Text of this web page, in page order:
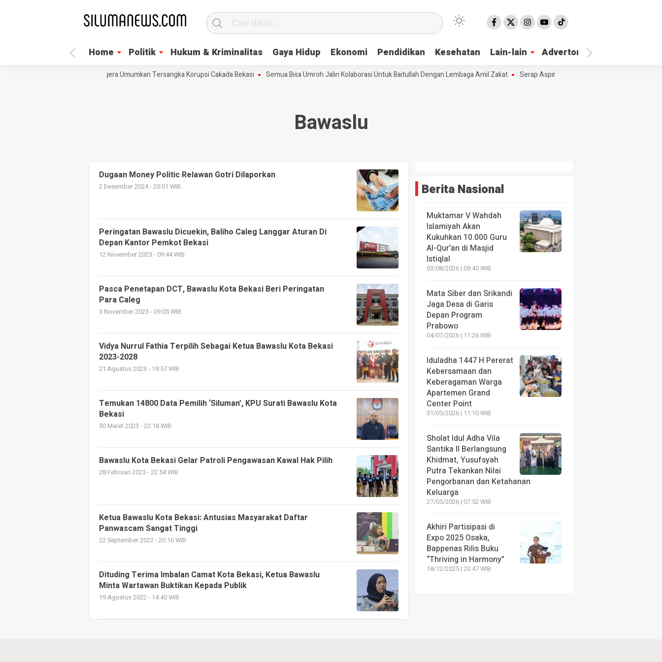
Home Politik Hukum & Kriminalitas Gaya Hidup Ekonomi Pendidikan Kesehatan Lain-lain Advertorial
LSM Trinusa Desak KPK Segera Umumkan Tersangka Korupsi Cakada Bekasi Semua Bisa Umroh Jalin Kolaborasi Untuk Baitullah Dengan Lembaga Amil Zakat Serap Aspirasi Masyarakat Hj. Nur Azizah
Bawaslu
Dugaan Money Politic Relawan Gotri Dilaporkan
2 Desember 2024 - 20:01 WIB
Peringatan Bawaslu Dicuekin, Baliho Caleg Langgar Aturan Di
Depan Kantor Pemkot Bekasi
12 November 2023 - 09:44 WIB
Pasca Penetapan DCT, Bawaslu Kota Bekasi Beri Peringatan
Para Caleg
3 November 2023 - 09:05 WIB
Vidya Nurrul Fathia Terpilih Sebagai Ketua Bawaslu Kota Bekasi
2023-2028
21 Agustus 2023 - 19:57 WIB
Temukan 14800 Data Pemilih ‘Siluman’, KPU Surati Bawaslu Kota
Bekasi
30 Maret 2023 - 22:18 WIB
Bawaslu Kota Bekasi Gelar Patroli Pengawasan Kawal Hak Pilih
28 Februari 2023 - 22:54 WIB
Ketua Bawaslu Kota Bekasi: Antusias Masyarakat Daftar
Panwascam Sangat Tinggi
22 September 2022 - 20:16 WIB
Dituding Terima Imbalan Camat Kota Bekasi, Ketua Bawaslu
Minta Wartawan Buktikan Kepada Publik
19 Agustus 2022 - 14:40 WIB
Berita Nasional
Muktamar V Wahdah
Islamiyah Akan
Kukuhkan 10.000 Guru
Al-Qur’an di Masjid
Istiqlal
03/08/2026 | 09:40 WIB
Mata Siber dan Srikandi
Jaga Desa di Garis
Depan Program
Prabowo
04/07/2026 | 11:26 WIB
Iduladha 1447 H Pererat
Kebersamaan dan
Keberagaman Warga
Apartemen Grand
Center Point
31/05/2026 | 11:10 WIB
Sholat Idul Adha Vila
Santika II Berlangsung
Khidmat, Yusufsyah
Putra Tekankan Nilai
Pengorbanan dan Ketahanan
Keluarga
27/05/2026 | 07:52 WIB
Akhiri Partisipasi di
Expo 2025 Osaka,
Bappenas Rilis Buku
“Thriving in Harmony”
18/12/2025 | 20:47 WIB